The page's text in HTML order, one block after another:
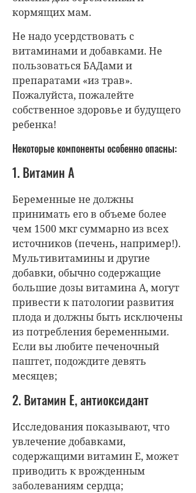
кормящих мам.
Не надо усердствовать с
витаминами и добавками. Не
пользоваться БАДами и
препаратами «из трав».
Пожалуйста, пожалейте
собственное здоровье и будущего
ребенка!
Некоторые компоненты особенно опасны:
1. Витамин А
Беременные не должны
принимать его в объеме более
чем 1500 мкг суммарно из всех
источников (печень, например!).
Мультивитамины и другие
добавки, обычно содержащие
большие дозы витамина А, могут
привести к патологии развития
плода и должны быть исключены
из потребления беременными.
Если вы любите печеночный
паштет, подождите девять
месяцев;
2. Витамин Е, антиоксидант
Исследования показывают, что
увлечение добавками,
содержащими витамин Е, может
приводить к врожденным
заболеваниям сердца;